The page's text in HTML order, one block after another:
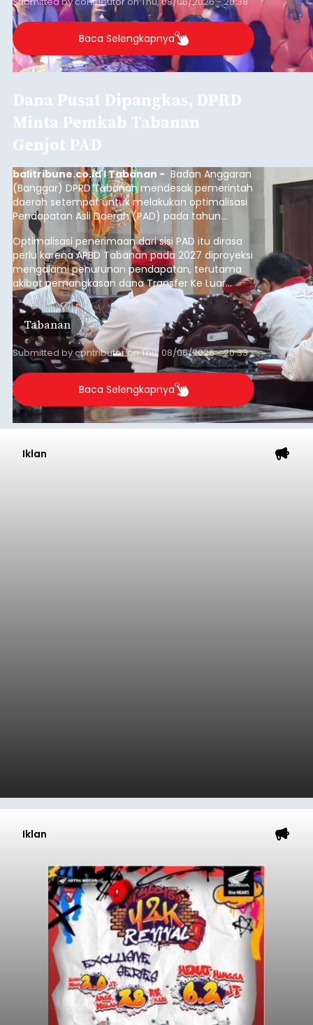
Baca Selengkapnya
Dana Pusat Dipangkas, DPRD
Minta Pemkab Tabanan
Genjot PAD
balitribune.co.id I Tabanan - Badan Anggaran
(Banggar) DPRD Tabanan mendesak pemerintah
daerah setempat untuk melakukan optimalisasi
Pendapatan Asli Daerah (PAD) pada tahun
anggaran 2027.
Optimalisasi penerimaan dari sisi PAD itu dirasa
perlu karena APBD Tabanan pada 2027 diproyeksi
mengalami penurunan pendapatan, terutama
akibat pemangkasan dana Transfer Ke Luar
Daerah (TKD) dari pemerintah pusat.
Tabanan
Submitted bycontributoronThu, 08/06/2026 - 20:33
Baca Selengkapnya
Iklan
Iklan